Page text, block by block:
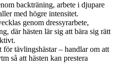
backträning, arbete i djupare
med högre intensitet.
genom dressyrarbete,
där hästen lär sig att bära sig rätt
för tävlingshästar – handlar om att
så att hästen kan prestera